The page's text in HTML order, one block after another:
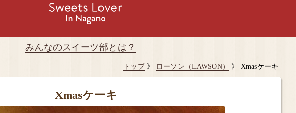
みんなのスイーツ部とは？
トップ》 ローソン（LAWSON） 》 Xmasケーキ
Xmasケーキ